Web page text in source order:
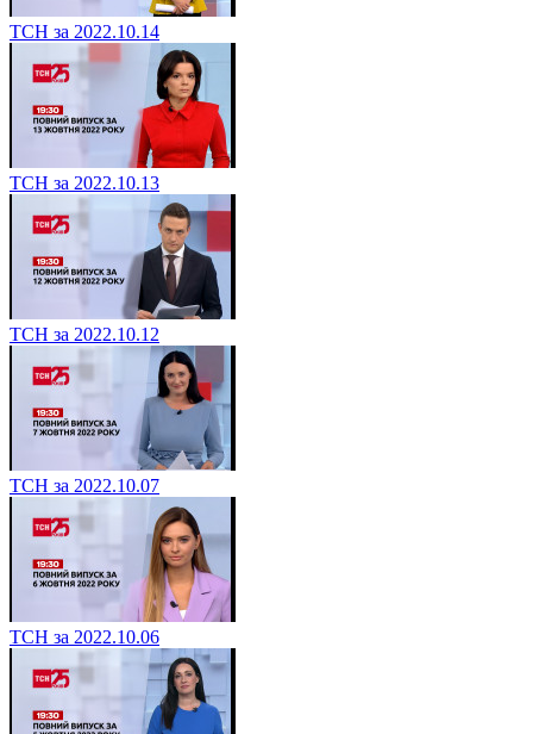
ТСН за 2022.10.14
ТСН за 2022.10.13
ТСН за 2022.10.12
ТСН за 2022.10.07
ТСН за 2022.10.06